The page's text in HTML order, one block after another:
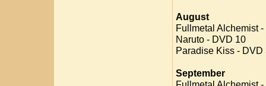
August
Fullmetal Alchemist
Naruto - DVD 10
Paradise Kiss - DVD
September